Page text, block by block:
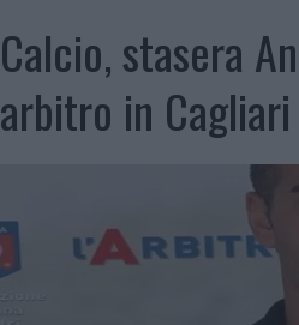
Calcio, stasera
arbitro in